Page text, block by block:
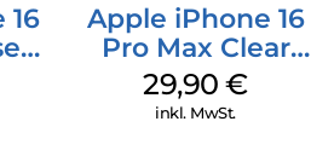
16
Apple iPhone 16
Pro Max Clear
Case MagSafe
Transparent
29,90€
inkl. MwSt.